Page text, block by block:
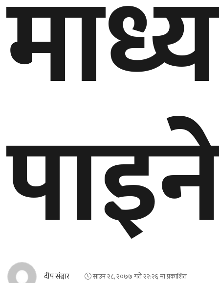
दीप संञ्चार साउन २८, २०७७ गते २२:२६ मा प्रकाशित